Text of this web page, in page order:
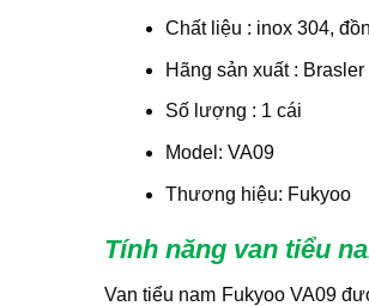
Chất liệu : inox 304,
Hãng sản xuất : Brasler
Số lượng : 1 cái
Model: VA09
Thương hiệu: Fukyoo
Tính năng van tiểu
Van tiểu nam Fukyoo VA09